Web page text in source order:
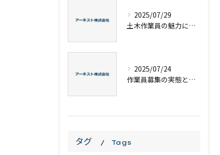
2025/07/29
土木作業員の魅力に迫るやりがいやキャリアアップ実例を徹底解説
2025/07/24
作業員募集の実態と年収や適性安全対策まで徹底解説
タグ Tags